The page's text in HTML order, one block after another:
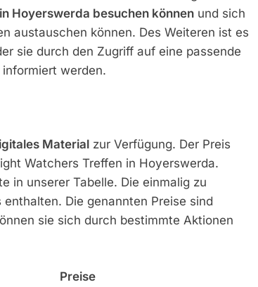
Hoyerswerda besuchen könnenund sich
austauschen können. Des Weiteren ist es
sie durch den Zugriff auf eine passende
werden.
Materialzur Verfügung. Der Preis
Watchers Treffen in Hoyerswerda.
in unserer Tabelle. Die einmalig zu
Die genannten Preise sind
sie sich durch bestimmte Aktionen
Preise